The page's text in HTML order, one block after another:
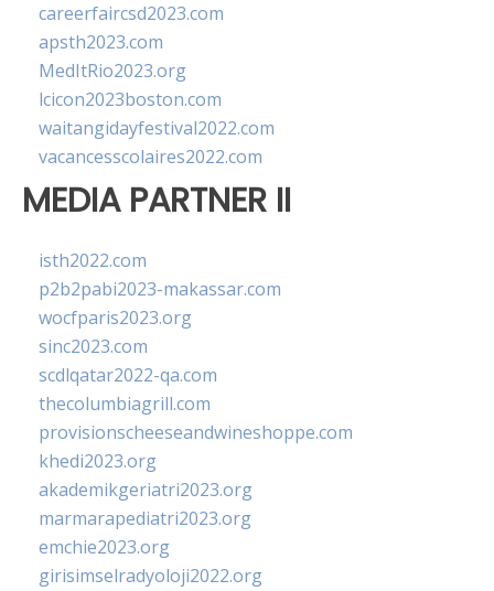
careerfaircsd2023.com
apsth2023.com
MedItRio2023.org
lcicon2023boston.com
waitangidayfestival2022.com
vacancesscolaires2022.com
MEDIA PARTNER II
isth2022.com
p2b2pabi2023-makassar.com
wocfparis2023.org
sinc2023.com
scdlqatar2022-qa.com
thecolumbiagrill.com
provisionscheeseandwineshoppe.com
khedi2023.org
akademikgeriatri2023.org
marmarapediatri2023.org
emchie2023.org
girisimselradyoloji2022.org